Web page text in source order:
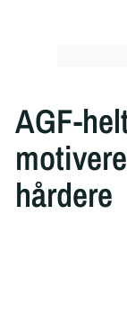
AGF-
hårdere